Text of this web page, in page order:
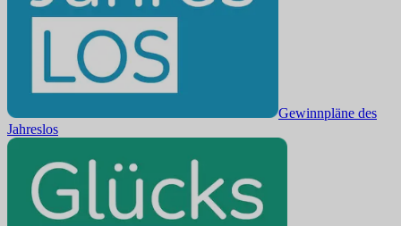
Gewinnpläne des
Jahreslos